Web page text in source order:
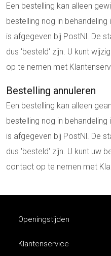
Een bestelling kan alleen
bestelling nog in
is afgegeven bij PostNl. De
dus 'besteld' zijn. U kunt
op te nemen met
Bestelling annuleren
Een bestelling kan alleen
bestelling nog in
is afgegeven bij PostNl. De
dus 'besteld' zijn. U kunt uw
contact op te nemen met
Openingstijden
Klantenservice